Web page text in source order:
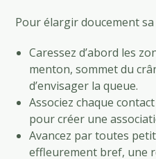
Pour élargir doucement
Caressez d’abord les
menton, sommet du
d’envisager la queue.
Associez chaque
pour créer une
Avancez par toutes
effleurement bref, une